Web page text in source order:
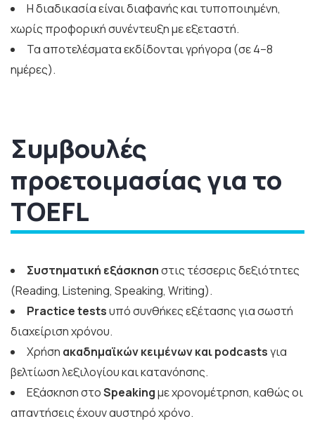
Η διαδικασία είναι διαφανής και τυποποιημένη,
χωρίς προφορική συνέντευξη με εξεταστή.
Τα αποτελέσματα εκδίδονται γρήγορα (σε 4–8
ημέρες).
Συμβουλές
προετοιμασίας για το
TOEFL
Συστηματική εξάσκησηστις τέσσερις δεξιότητες
(Reading, Listening, Speaking, Writing).
Practice testsυπό συνθήκες εξέτασης για σωστή
διαχείριση χρόνου.
Χρήση ακαδημαϊκών κειμένων και podcastsγια
βελτίωση λεξιλογίου και κατανόησης.
Εξάσκηση στοSpeakingμε χρονομέτρηση, καθώς οι
απαντήσεις έχουν αυστηρό χρόνο.